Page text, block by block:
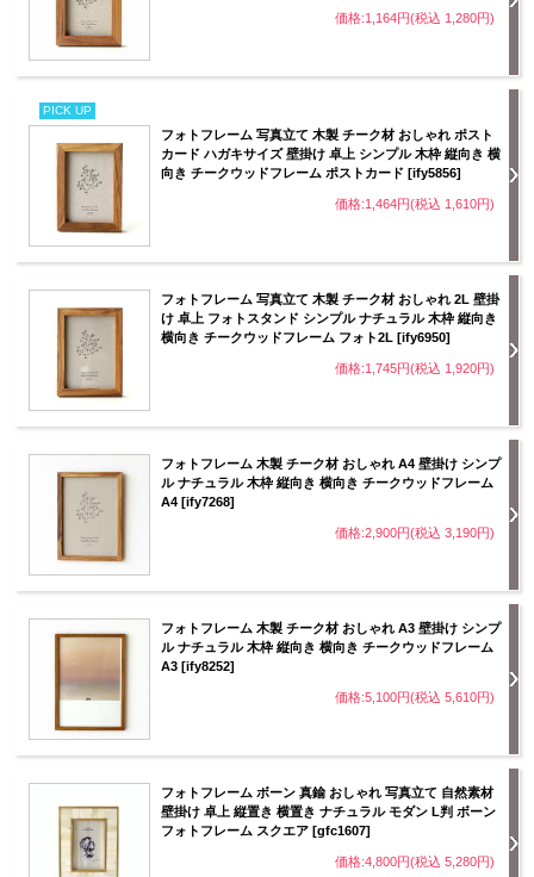
価格:1,164円(税込 1,280円)
PICK UP
フォトフレーム 写真立て 木製 チーク材 おしゃれ ポスト
カード ハガキサイズ 壁掛け 卓上 シンプル 木枠 縦向き 横
向き チークウッドフレーム ポストカード [ify5856]
価格:1,464円(税込 1,610円)
フォトフレーム 写真立て 木製 チーク材 おしゃれ 2L 壁掛
け 卓上 フォトスタンド シンプル ナチュラル 木枠 縦向き
横向き チークウッドフレーム フォト2L [ify6950]
価格:1,745円(税込 1,920円)
フォトフレーム 木製 チーク材 おしゃれ A4 壁掛け シンプ
ル ナチュラル 木枠 縦向き 横向き チークウッドフレーム
A4 [ify7268]
価格:2,900円(税込 3,190円)
フォトフレーム 木製 チーク材 おしゃれ A3 壁掛け シンプ
ル ナチュラル 木枠 縦向き 横向き チークウッドフレーム
A3 [ify8252]
価格:5,100円(税込 5,610円)
フォトフレーム ボーン 真鍮 おしゃれ 写真立て 自然素材
壁掛け 卓上 縦置き 横置き ナチュラル モダン L判 ボーン
フォトフレーム スクエア [gfc1607]
価格:4,800円(税込 5,280円)